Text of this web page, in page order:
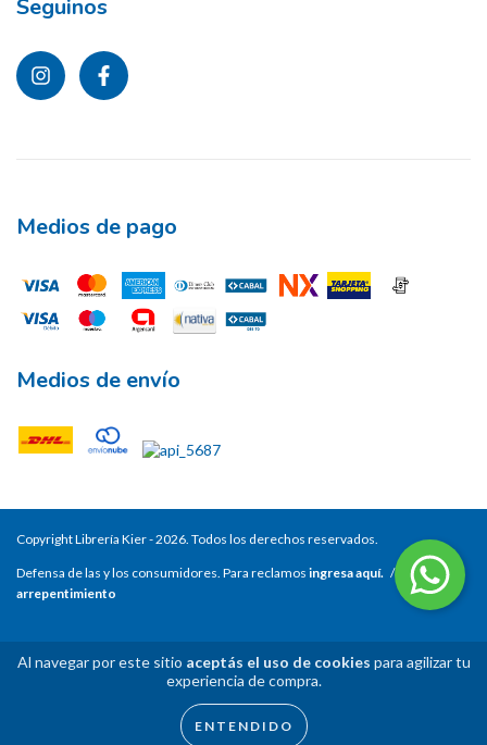
Al navegar por este sitio aceptás el uso de cookies para agilizar tu
experiencia de compra.
ENTENDIDO
Seguinos
Medios de pago
Medios de envío
Copyright Librería Kier - 2026. Todos los derechos reservados.
Defensa de las y los consumidores. Para reclamos ingresa aquí. /
Botón de
arrepentimiento